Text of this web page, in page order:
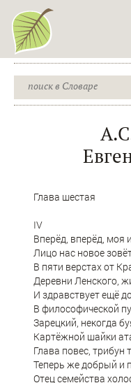
Глава шестая
IV
Вперёд, вперёд, моя
Лицо нас новое
В пяти верстах от
Деревни Ленского,
И здравствует ещё
В философической
Зарецкий, некогда
Картёжной шайки
Глава повес, трибун
Теперь же добрый и
Отец семейства